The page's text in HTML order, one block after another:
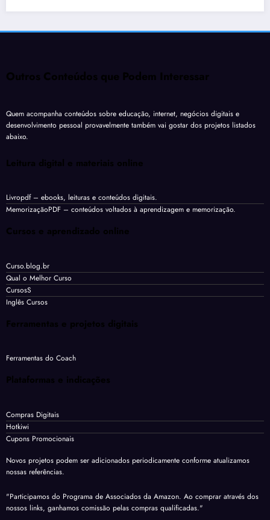
Outros Conteúdos que Podem Interessar
Quem acompanha conteúdos sobre educação, internet, negócios digitais e
desenvolvimento pessoal provavelmente também vai gostar dos projetos listados
abaixo.
Leitura digital e materiais online
Livropdf– ebooks, leituras e conteúdos digitais.
MemorizaçãoPDF – conteúdos voltados à aprendizagem e memorização.
Cursos e aprendizado online
Curso.blog.br
Qual o Melhor Curso
CursosS
Inglês Cursos
Ferramentas e projetos digitais
Ferramentas do Coach
Plataformas e indicações
Compras Digitais
Hotkiwi
Cupons Promocionais
Novos projetos podem ser adicionados periodicamente conforme atualizamos
nossas referências.
"Participamos do Programa de Associados da Amazon. Ao comprar através dos
nossos links, ganhamos comissão pelas compras qualificadas."